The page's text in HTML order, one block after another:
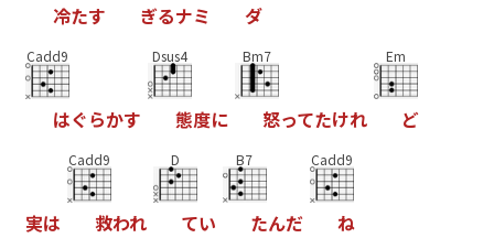
冷たす ぎるナミ ダ
Cadd9
はぐらかす
Dsus4
態度に
Bm7
怒ってたけれ
Em
ど
実は
Cadd9
救われ
D
てい
B7
たんだ
Cadd9
ね